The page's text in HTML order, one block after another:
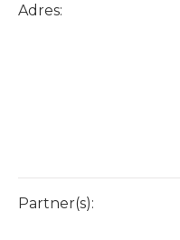
Adres:
Partner(s):